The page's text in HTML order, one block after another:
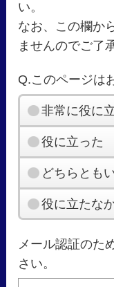
い。
なお、この欄か
ませんのでご了
Q.このページは
非常に役に
役に立った
どちらとも
役に立たな
メール認証のた
さい。